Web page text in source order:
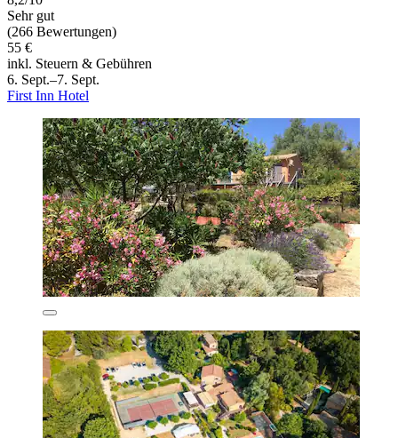
Sehr gut
(266 Bewertungen)
55 €
inkl. Steuern & Gebühren
6. Sept.–7. Sept.
First Inn Hotel